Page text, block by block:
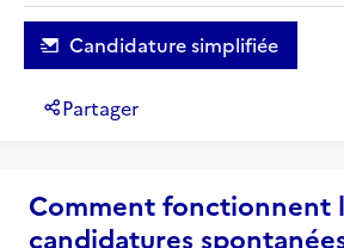
Candidature simplifiée
Partager
Comment fonctionnent
candidatures